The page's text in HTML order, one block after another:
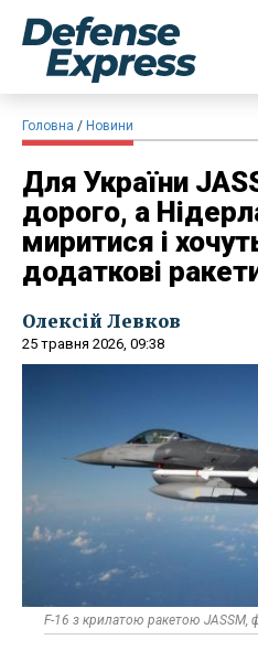
Головна Новини
Для України
дорого, а
миритися і
додаткові
Олексій Левков
25 травня 2026, 09:38
F-16 з крилатою ракетою JASSM,